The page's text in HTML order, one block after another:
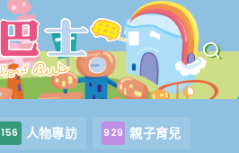
156 人物專訪 929 親子育兒